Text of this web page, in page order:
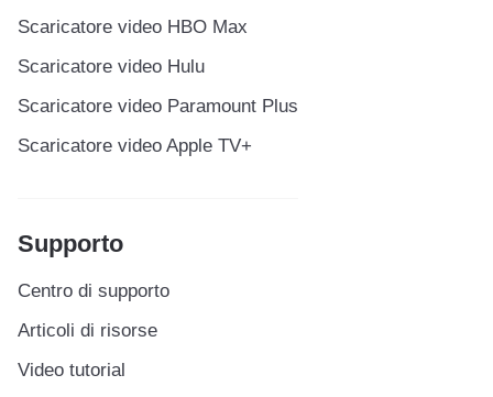
Scaricatore video HBO Max
Scaricatore video Hulu
Scaricatore video Paramount Plus
Scaricatore video Apple TV+
Supporto
Centro di supporto
Articoli di risorse
Video tutorial